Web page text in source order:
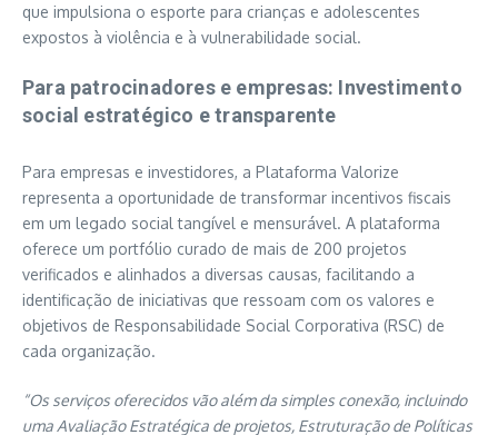
que impulsiona o esporte para crianças e adolescentes
expostos à violência e à vulnerabilidade social.
Para patrocinadores e empresas: Investimento
social estratégico e transparente
Para empresas e investidores, a Plataforma Valorize
representa a oportunidade de transformar incentivos fiscais
em um legado social tangível e mensurável. A plataforma
oferece um portfólio curado de mais de 200 projetos
verificados e alinhados a diversas causas, facilitando a
identificação de iniciativas que ressoam com os valores e
objetivos de Responsabilidade Social Corporativa (RSC) de
cada organização.
“Os serviços oferecidos vão além da simples conexão, incluindo
uma Avaliação Estratégica de projetos, Estruturação de Políticas